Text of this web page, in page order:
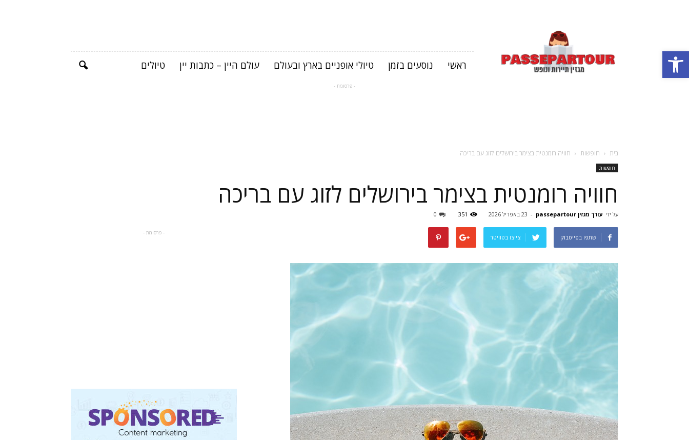
פתח סרגל נגישות
ונופש
בארץ
ראשי נוסעים בזמן טיולי אופניים בארץ ובעולם עולם היין – כתבות יין טיולים
- פרסומת -
בית חופשות חוויה רומנטית בצימר בירושלים לזוג עם בריכה
חופשות
חוויה רומנטית בצימר בירושלים לזוג עם בריכה
על ידי עורך מגזין passepartour - 23 באפריל 2026 351
0
שתפו בפייסבוק צייצו בטוויטר
- פרסומת -